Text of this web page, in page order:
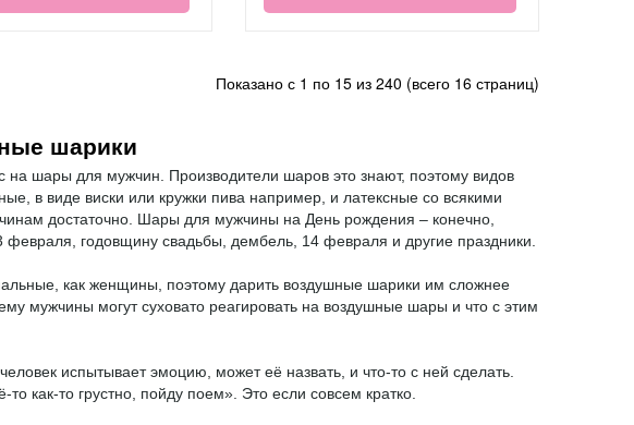
Показано с 1 по 15 из 240 (всего 16 страниц)
шарики
шары для мужчин. Производители шаров это знают, поэтому видов
в виде виски или кружки пива например, и латексные со всякими
достаточно. Шары для мужчины на День рождения – конечно,
годовщину свадьбы, дембель, 14 февраля и другие праздники.
как женщины, поэтому дарить воздушные шарики им сложнее
мужчины могут суховато реагировать на воздушные шары и что с этим
испытывает эмоцию, может её назвать, и что-то с ней сделать.
как-то грустно, пойду поем». Это если совсем кратко.